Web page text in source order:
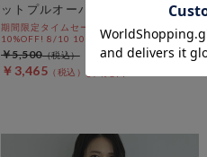
ットプルオーバー
期間限定タイムセールSALE価格から更に
10%OFF! 8/10 10:00まで
￥3,465 37％OFF
￥5,500